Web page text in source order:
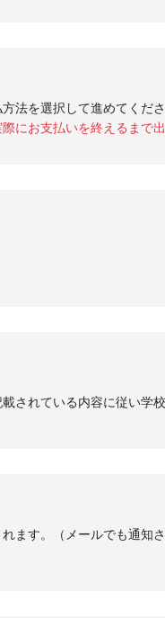
法を選択して進めてくださ
にお支払いを終えるまで出
されている内容に従い学
ます。（メールでも通知さ